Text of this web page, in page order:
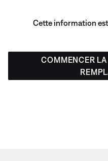
Cette information
COMMENCER